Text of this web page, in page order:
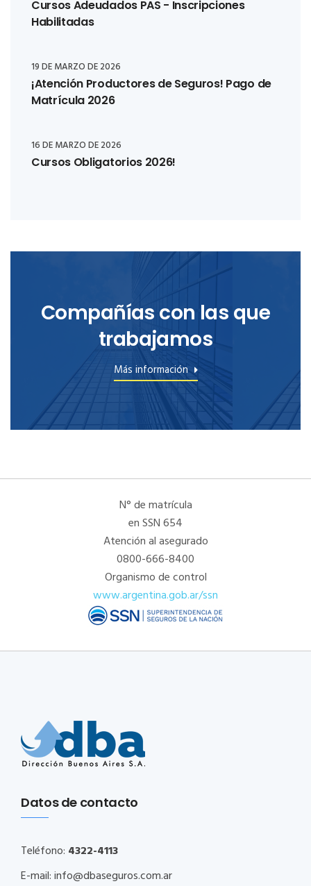
Cursos Adeudados PAS - Inscripciones
Habilitadas
19 DE MARZO DE 2026
¡Atención Productores de Seguros! Pago de
Matrícula 2026
16 DE MARZO DE 2026
Cursos Obligatorios 2026!
Compañías con las que
trabajamos
Más información
N° de matrícula
en SSN 654
Atención al asegurado
0800-666-8400
Organismo de control
www.argentina.gob.ar/ssn
Datos de contacto
Teléfono: 4322-4113
E-mail:info@dbaseguros.com.ar